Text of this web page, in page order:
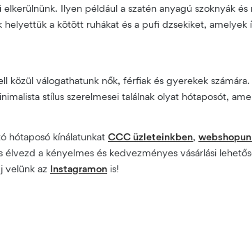
Ilyen például a szatén anyagú szoknyák
helyettük a kötött ruhákat és a pufi dzsekiket, amelyek
közül válogathatunk nők, férfiak és gyerekek
stílus szerelmesei találnak olyat hótaposót,
hótaposó kínálatunkat CCC üzleteinkben,
élvezd a kényelmes és kedvezményes vásárlási
velünk az Instagramon is!